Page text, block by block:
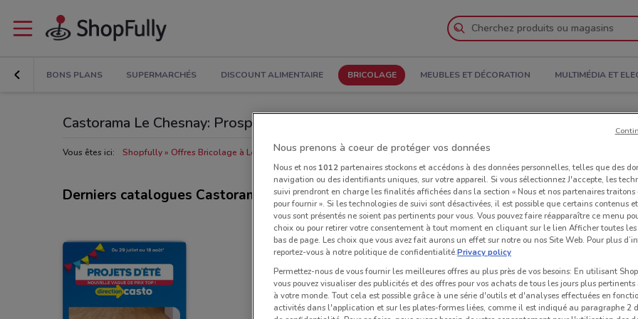
BONS PLANS SUPERMARCHÉS DISCOUNT ALIMENTAIRE BRICOLAGE MEUBLES ET DÉCORATION MULTIMÉDIA ET
Castorama Le Chesnay: Prospectus, Horaires d’ouverture et Adresses
Vous êtes ici: Shopfully Offres Bricolage à Le Chesnay Magasins Castorama à Le Chesnay
Derniers catalogues Castorama
Nous prenons à coeur de protéger vos données
Nous et nos 1012partenaires stockons et accédons à des données personnelles, telles que des
navigation ou des identifiants uniques, sur votre appareil. Si vous sélectionnez J'accepte, les
suivi prendront en charge les finalités affichées dans la section « Nous et nos partenaires traitons
pour fournir ». Si les technologies de suivi sont désactivées, il est possible que certains contenus
vous sont présentés ne soient pas pertinents pour vous. Vous pouvez faire réapparaître ce menu
choix ou pour retirer votre consentement à tout moment en cliquant sur le lien Afficher toutes
bas de page. Les choix que vous avez fait aurons un effet sur notre ou nos Site Web. Pour plus
reportez-vous à notre politique de confidentialité.Privacy policy
Permettez-nous de vous fournir les meilleures offres au plus près de vos besoins: En utilisant
vous pouvez visualiser des publicités et des offres pour vos achats de tous les jours plus pertinents
à votre monde. Tout cela est possible grâce à une série d'outils et d'analyses effectuées en
activités dans l'application et sur les plates-formes liées, comme il est indiqué au paragraphe 2